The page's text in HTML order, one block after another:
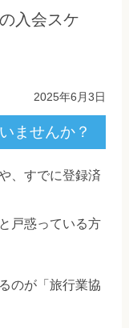
入会スケ
2025年6月3日
ませんか？
、すでに登録済
戸惑っている方
のが「旅行業協